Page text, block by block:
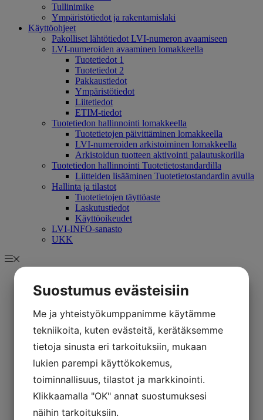
Tullinimike
Ympäristötiedot ja rakentamislaki
Käyttöohjeet
Pakolliset lähtötiedot LVI-numeron avaamiseen
LVI-numeroiden avaaminen lomakkeella
Tuotetiedot 1
Tuotetiedot 2
Pakkaustiedot
Ympäristötiedot
Liitetiedot
ETIM-tiedot
Tuotetiedon hallinnointi lomakkeella
Tuotetietojen päivittäminen lomakkeella
LVI-numeroiden arkistoiminen lomakkeella
Arkistoidun tuotteen aktivointi palautuskorilla
Tuotetiedon hallinnointi Tuotetietostandardilla
Liitteiden lisääminen Tuotetietostandardin avulla
Hallinta ja tilastot
Tuotetietojen täyttöaste
Laskutustiedot
Käyttöoikeudet
LVI-INFO-sanasto
UKK
Yritys
Palvelumme
Asiakkaaksemme
Homma putkessa
Yhteystiedot
Tuotetiedot
GTIN-koodi
ETIM-standardi
Tullinimike
Ympäristötiedot ja rakentamislaki
Pakolliset lähtötiedot LVI-numeron avaamiseen
Suostumus evästeisiin
Me ja yhteistyökumppanimme käytämme
tekniikoita, kuten evästeitä, kerätäksemme
tietoja sinusta eri tarkoituksiin, mukaan
lukien parempi käyttökokemus,
toiminnallisuus, tilastot ja markkinointi.
Klikkaamalla "OK" annat suostumuksesi
näihin tarkoituksiin.